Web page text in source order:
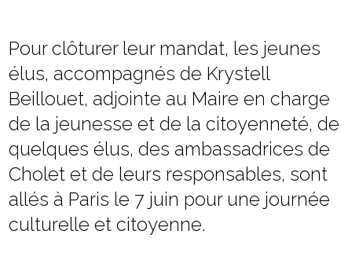
Pour clôturer leur mandat, les jeunes
élus, accompagnés de Krystell
Beillouet, adjointe au Maire en charge
de la jeunesse et de la citoyenneté, de
quelques élus, des ambassadrices de
Cholet et de leurs responsables, sont
allés à Paris le 7 juin pour une journée
culturelle et citoyenne.